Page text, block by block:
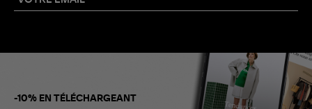
-10% EN TÉLÉCHARGEANT